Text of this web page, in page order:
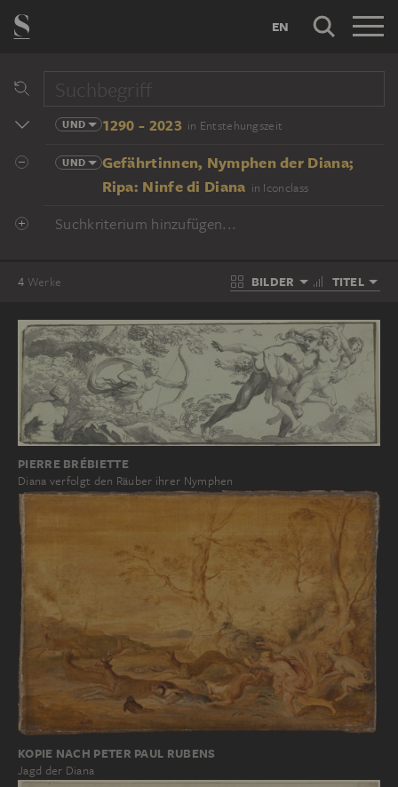
EN
UND 1290 - 2023 in Entstehungszeit
UND
Gefährtinnen, Nymphen der Diana;
Ripa: Ninfe di Diana in Iconclass
Suchkriterium hinzufügen...
4 Werke BILDER TITEL
PIERRE BRÉBIETTE
Diana verfolgt den Räuber ihrer Nymphen
KOPIE NACH PETER PAUL RUBENS
Jagd der Diana